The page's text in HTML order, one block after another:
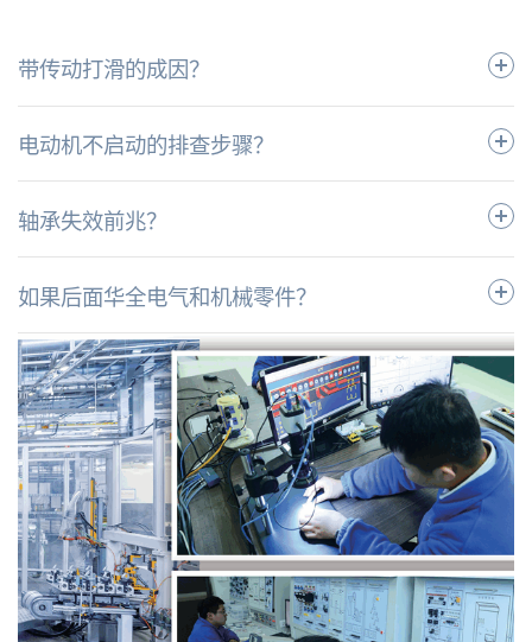
带传动打滑的成因？
电动机不启动的排查步骤？
轴承失效前兆？
如果后面华全电气和机械零件？